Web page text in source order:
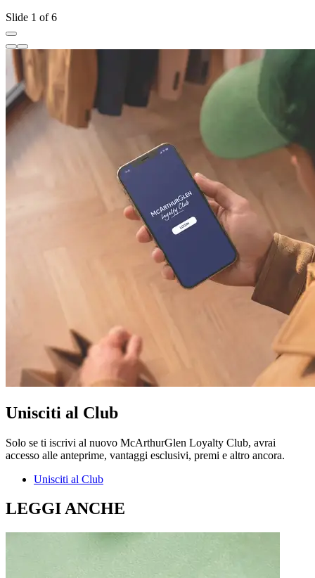
Slide 1 of 6
Unisciti al Club
Solo se ti iscrivi al nuovo McArthurGlen Loyalty Club, avrai
accesso alle anteprime, vantaggi esclusivi, premi e altro ancora.
Unisciti al Club
LEGGI ANCHE